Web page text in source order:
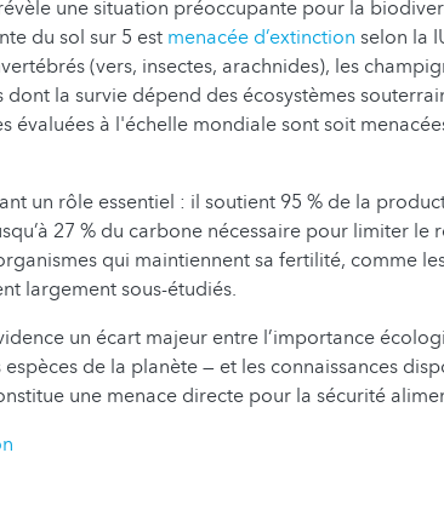
une situation préoccupante pour la
du sol sur 5 est menacée d’extinction selon la
(vers, insectes, arachnides), les
dont la survie dépend des écosystèmes
évaluées à l'échelle mondiale sont soit
un rôle essentiel : il soutient 95 % de la
27 % du carbone nécessaire pour limiter le
qui maintiennent sa fertilité, comme
largement sous-étudiés.
un écart majeur entre l’importance
espèces de la planète — et les connaissances
une menace directe pour la sécurité